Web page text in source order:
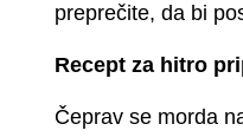
preprečite, da bi
Recept za hitro
Čeprav se morda